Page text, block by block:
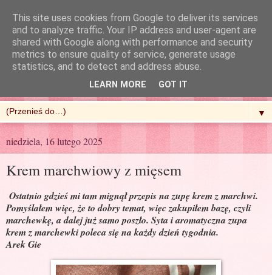
R'n'G Kitchen
▼
niedziela, 16 lutego 2025
Krem marchwiowy z mięsem
Ostatnio gdzieś mi tam mignął przepis na zupę krem z marchwi.
Pomyślałem więc, że to dobry temat, więc zakupiłem bazę, czyli
marchewkę, a dalej już samo poszło. Syta i aromatyczna zupa
krem z marchewki poleca się na każdy dzień tygodnia.
Arek Gie
This site uses cookies from Google to deliver its services
and to analyze traffic. Your IP address and user-agent are
shared with Google along with performance and security
metrics to ensure quality of service, generate usage
statistics, and to detect and address abuse.
LEARN MORE GOT IT